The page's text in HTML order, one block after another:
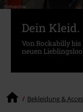
Dein
Von Rockabilly bis
neuen
Bekleidung &